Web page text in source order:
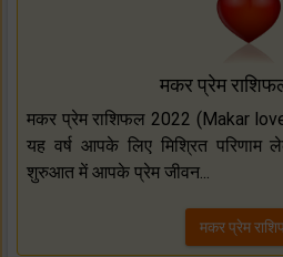
मकर प्रेम
मकर प्रेम राशिफल 2022 (Makar
यह वर्ष आपके लिए मिश्रित
शुरुआत में आपके प्रेम जीवन...
मकर प्रेम